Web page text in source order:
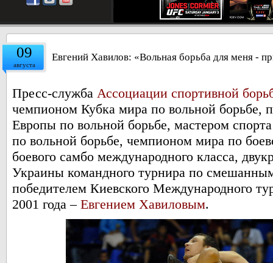
09
августа
Евгений Хавилов: «Вольная борьба для меня -
Пресс-служба Ассоциации спортивной
чемпионом Кубка мира по вольной борьбе,
Европы по вольной борьбе, мастером
по вольной борьбе, чемпионом мира по
боевого самбо международного класса,
Украины командного турнира по
победителем Киевского Международного
2001 года – Евгением Хавиловым.